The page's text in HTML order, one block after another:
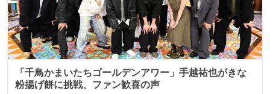
「千鳥かまいたちゴールデンアワー」手越祐也がきな
粉揚げ餅に挑戦、ファン歓喜の声